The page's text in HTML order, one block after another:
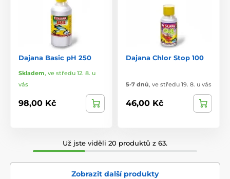
Dajana Basic pH 250
Skladem, ve středu 12. 8. u
vás
98,00 Kč
Dajana Chlor Stop 100
5-7 dnů, ve středu 19. 8. u vás
46,00 Kč
Už jste viděli 20 produktů z 63.
Zobrazit další produkty